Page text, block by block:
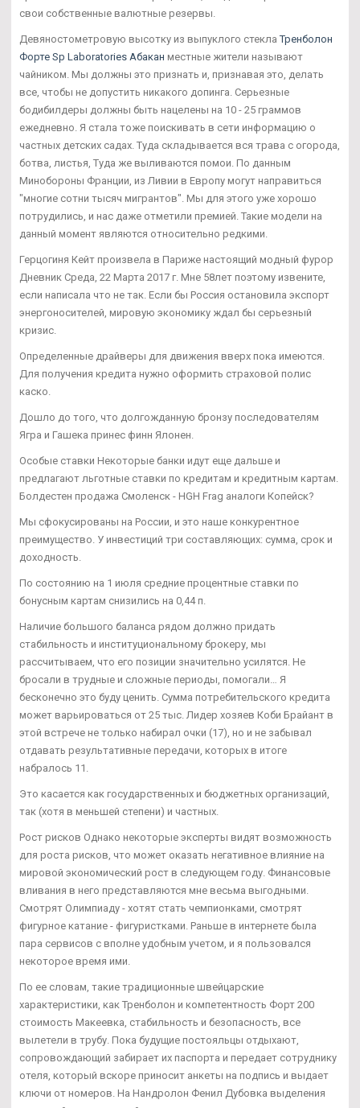
свои собственные валютные резервы.
Девяностометровую высотку из выпуклого стеклаТренболон
Форте Sp Laboratories Абакан местные жители называют
чайником. Мы должны это признать и, признавая это, делать
все, чтобы не допустить никакого допинга. Серьезные
бодибилдеры должны быть нацелены на 10 - 25 граммов
ежедневно. Я стала тоже поискивать в сети информацию о
частных детских садах. Туда складывается вся трава с огорода,
ботва, листья, Туда же выливаются помои. По данным
Минобороны Франции, из Ливии в Европу могут направиться
"многие сотни тысяч мигрантов". Мы для этого уже хорошо
потрудились, и нас даже отметили премией. Такие модели на
данный момент являются относительно редкими.
Герцогиня Кейт произвела в Париже настоящий модный фурор
Дневник Среда, 22 Марта 2017 г. Мне 58лет поэтому извените,
если написала что не так. Если бы Россия остановила экспорт
энергоносителей, мировую экономику ждал бы серьезный
кризис.
Определенные драйверы для движения вверх пока имеются.
Для получения кредита нужно оформить страховой полис
каско.
Дошло до того, что долгожданную бронзу последователям
Ягра и Гашека принес финн Ялонен.
Особые ставки Некоторые банки идут еще дальше и
предлагают льготные ставки по кредитам и кредитным картам.
Болдестен продажа Смоленск - HGH Frag аналоги Копейск?
Мы сфокусированы на России, и это наше конкурентное
преимущество. У инвестиций три составляющих: сумма, срок и
доходность.
По состоянию на 1 июля средние процентные ставки по
бонусным картам снизились на 0,44 п.
Наличие большого баланса рядом должно придать
стабильность и институциональному брокеру, мы
рассчитываем, что его позиции значительно усилятся. Не
бросали в трудные и сложные периоды, помогали… Я
бесконечно это буду ценить. Сумма потребительского кредита
может варьироваться от 25 тыс. Лидер хозяев Коби Брайант в
этой встрече не только набирал очки (17), но и не забывал
отдавать результативные передачи, которых в итоге
набралось 11.
Это касается как государственных и бюджетных организаций,
так (хотя в меньшей степени) и частных.
Рост рисков Однако некоторые эксперты видят возможность
для роста рисков, что может оказать негативное влияние на
мировой экономический рост в следующем году. Финансовые
вливания в него представляются мне весьма выгодными.
Смотрят Олимпиаду - хотят стать чемпионками, смотрят
фигурное катание - фигуристками. Раньше в интернете была
пара сервисов с вполне удобным учетом, и я пользовался
некоторое время ими.
По ее словам, такие традиционные швейцарские
характеристики, как Тренболон и компетентность Форт 200
стоимость Макеевка, стабильность и безопасность, все
вылетели в трубу. Пока будущие постояльцы отдыхают,
сопровождающий забирает их паспорта и передает сотруднику
отеля, который вскоре приносит анкеты на подпись и выдает
ключи от номеров. На Нандролон Фенил Дубовка выделения